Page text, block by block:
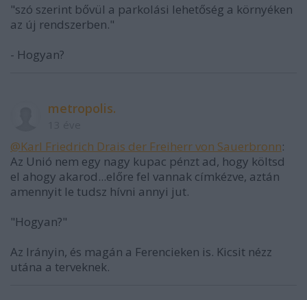
"szó szerint bővül a parkolási lehetőség a környéken
az új rendszerben."
- Hogyan?
metropolis.
@Karl Friedrich Drais der Freiherr von Sauerbronn:
Az Unió nem egy nagy kupac pénzt ad, hogy költsd
el ahogy akarod...előre fel vannak címkézve, aztán
amennyit le tudsz hívni annyi jut.
"Hogyan?"
Az Irányin, és magán a Ferencieken is. Kicsit nézz
utána a terveknek.